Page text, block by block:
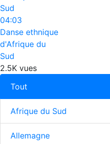
04:03
Danse ethnique
d'Afrique du
Sud
2.5K vues
Tout
Afrique du Sud
Allemagne